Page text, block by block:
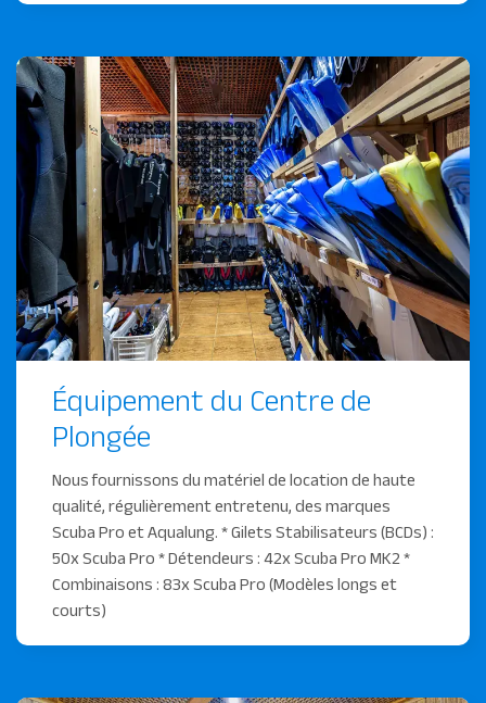
Équipement du Centre de
Plongée
Nous fournissons du matériel de location de haute
qualité, régulièrement entretenu, des marques
Scuba Pro et Aqualung. * Gilets Stabilisateurs (BCDs) :
50x Scuba Pro * Détendeurs : 42x Scuba Pro MK2 *
Combinaisons : 83x Scuba Pro (Modèles longs et
courts)